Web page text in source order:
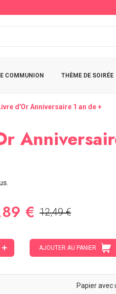
COMMUNION THÈME DE SOIRÉE
d'Or Anniversaire 1 an de +
€ 12,49 €
AJOUTER AU PANIER
Papier avec